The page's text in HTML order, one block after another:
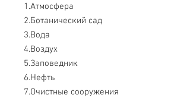
1.Атмосфера
2.Ботанический сад
3.Вода
4.Воздух
5.Заповедник
6.Нефть
7.Очистные сооружения